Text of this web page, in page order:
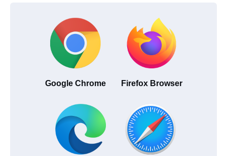
Google Chrome Firefox Browser